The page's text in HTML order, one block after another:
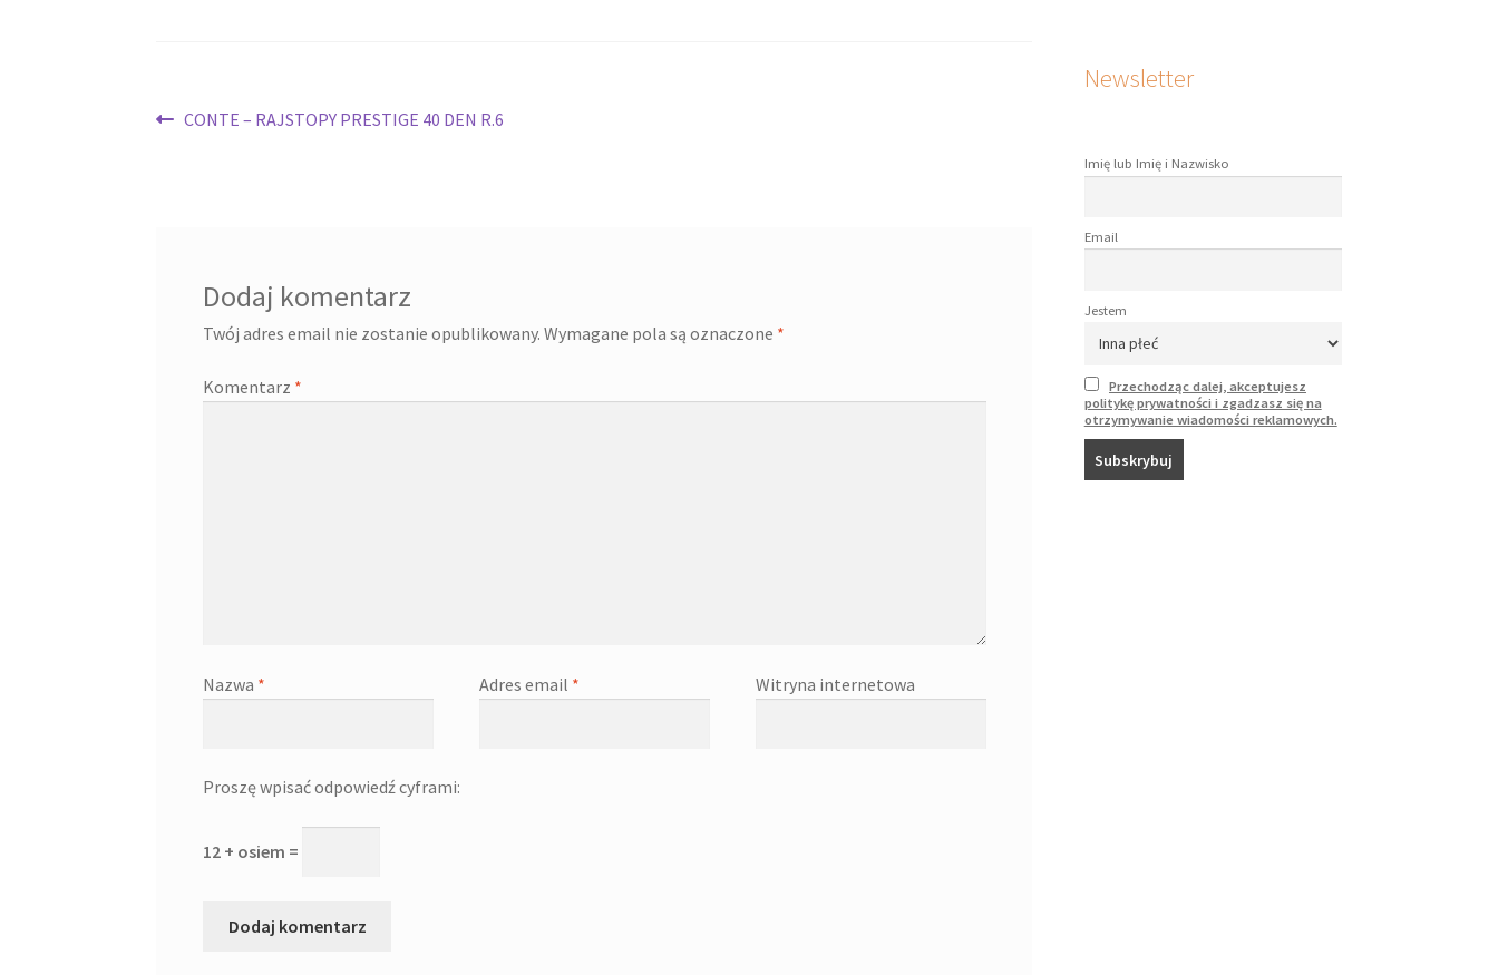
Nawigacja
Poprzedni
CONTE – RAJSTOPY PRESTIGE 40 DEN R.6
Dodaj komentarz
Twój adres email nie zostanie opublikowany. Wymagane pola są oznaczone *
Komentarz *
Nazwa * Adres email * Witryna internetowa
Proszę wpisać odpowiedź cyframi:
12 + osiem =
Newsletter
Imię lub Imię i Nazwisko
Email
Jestem
Przechodząc dalej, akceptujesz
politykę prywatności i zgadzasz się na
otrzymywanie wiadomości reklamowych.